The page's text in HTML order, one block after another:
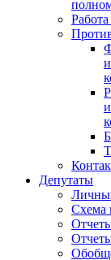
Депутаты
Схема